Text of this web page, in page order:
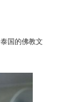
国的佛教文